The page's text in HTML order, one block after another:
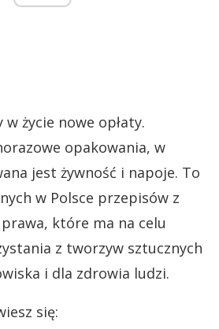
w życie nowe opłaty.
opakowania, w
jest żywność i napoje. To
w Polsce przepisów z
które ma na celu
z tworzyw sztucznych
i dla zdrowia ludzi.
się: